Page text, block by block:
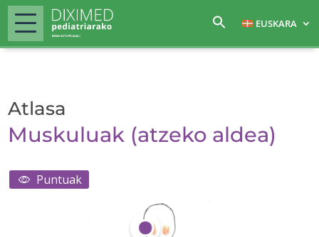
EUSKARA
Atlasa
Muskuluak (atzeko aldea)
Puntuak